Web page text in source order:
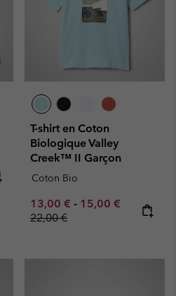
price:
T-shirt en Coton
Biologique Valley
Creek™ II Garçon
Coton Bio
Minimum sale price:
13,00 € - Maximum sale
15,00 € Regular
22,00 €